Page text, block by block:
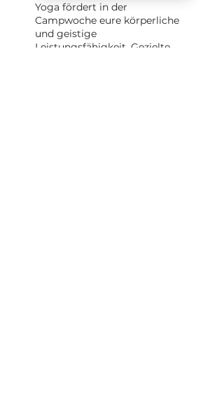
Yoga fördert in der
Campwoche eure körperliche
und geistige
Leistungsfähigkeit. Gezielte